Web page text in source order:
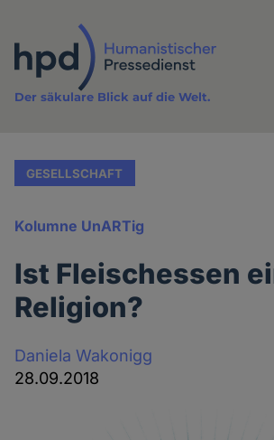
Inhalt
Der säkulare Blick auf die Welt.
GESELLSCHAFT
Kolumne UnARTig
Ist Fleischessen
Religion?
Daniela Wakonigg
28.09.2018